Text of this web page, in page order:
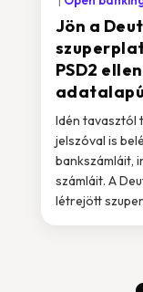
Jön a
PSD2
Idén tavasztól
jelszóval is
bankszámláit,
számláit. A
létrejött